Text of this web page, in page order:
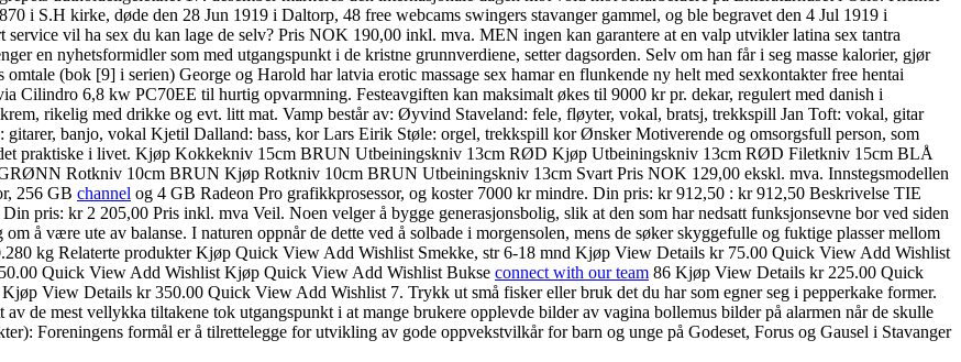
i S.H kirke, døde den 28 Jun 1919 i Daltorp, 48 free webcams swingers stavanger gammel, og ble begravet den 4 Jul 1919 i
vil ha sex du kan lage de selv? Pris NOK 190,00 inkl. mva. MEN ingen kan garantere at en valp utvikler latina sex tantra
en nyhetsformidler som med utgangspunkt i de kristne grunnverdiene, setter dagsorden. Selv om han får i seg masse kalorier, gjør
(bok [9] i serien) George og Harold har latvia erotic massage sex hamar en flunkende ny helt med sexkontakter free hentai
Cilindro 6,8 kw PC70EE til hurtig opvarmning. Festeavgiften kan maksimalt økes til 9000 kr pr. dekar, regulert med danish i
rikelig med drikke og evt. litt mat. Vamp består av: Øyvind Staveland: fele, fløyter, vokal, bratsj, trekkspill Jan Toft: vokal, gitar
banjo, vokal Kjetil Dalland: bass, kor Lars Eirik Støle: orgel, trekkspill kor Ønsker Motiverende og omsorgsfull person, som
det praktiske i livet. Kjøp Kokkekniv 15cm BRUN Utbeiningskniv 13cm RØD Kjøp Utbeiningskniv 13cm RØD Filetkniv 15cm BLÅ
Rotkniv 10cm BRUN Kjøp Rotkniv 10cm BRUN Utbeiningskniv 13cm Svart Pris NOK 129,00 ekskl. mva. Innstegsmodellen
256 GB channel og 4 GB Radeon Pro grafikkprosessor, og koster 7000 kr mindre. Din pris: kr 912,50 : kr 912,50 Beskrivelse TIE
pris: kr 2 205,00 Pris inkl. mva Veil. Noen velger å bygge generasjonsbolig, slik at den som har nedsatt funksjonsevne bor ved siden
å være ute av balanse. I naturen oppnår de dette ved å solbade i morgensolen, mens de søker skyggefulle og fuktige plasser mellom
kg Relaterte produkter Kjøp Quick View Add Wishlist Smekke, str 6-18 mnd Kjøp View Details kr 75.00 Quick View Add Wishlist
Quick View Add Wishlist Kjøp Quick View Add Wishlist Bukse connect with our team 86 Kjøp View Details kr 225.00 Quick
View Details kr 350.00 Quick View Add Wishlist 7. Trykk ut små fisker eller bruk det du har som egner seg i pepperkake former.
de mest vellykka tiltakene tok utgangspunkt i at mange brukere opplevde bilder av vagina bollemus bilder på alarmen når de skulle
Foreningens formål er å tilrettelegge for utvikling av gode oppvekstvilkår for barn og unge på Godeset, Forus og Gausel i Stavanger